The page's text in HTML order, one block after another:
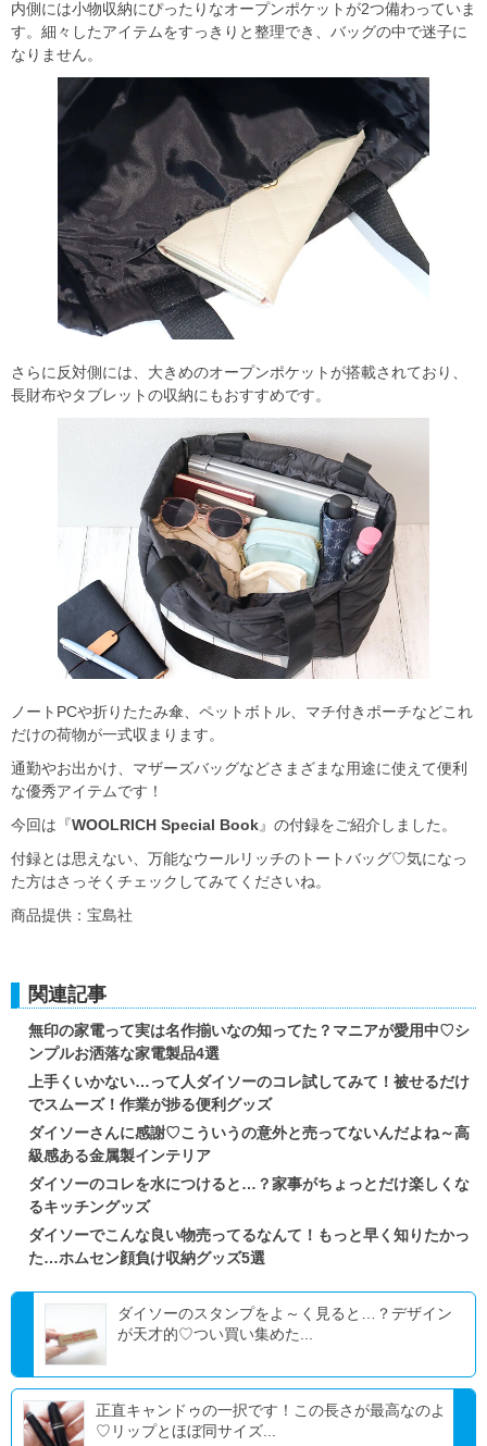
内側には小物収納にぴったりなオープンポケットが2つ備わっていま
す。細々したアイテムをすっきりと整理でき、バッグの中で迷子に
なりません。
さらに反対側には、大きめのオープンポケットが搭載されており、
長財布やタブレットの収納にもおすすめです。
ノートPCや折りたたみ傘、ペットボトル、マチ付きポーチなどこれ
だけの荷物が一式収まります。
通勤やお出かけ、マザーズバッグなどさまざまな用途に使えて便利
な優秀アイテムです！
今回は『WOOLRICH Special Book』の付録をご紹介しました。
付録とは思えない、万能なウールリッチのトートバッグ♡気になっ
た方はさっそくチェックしてみてくださいね。
商品提供：宝島社
関連記事
無印の家電って実は名作揃いなの知ってた？マニアが愛用中♡シ
ンプルお洒落な家電製品4選
上手くいかない…って人ダイソーのコレ試してみて！被せるだけ
でスムーズ！作業が捗る便利グッズ
ダイソーさんに感謝♡こういうの意外と売ってないんだよね～高
級感ある金属製インテリア
ダイソーのコレを水につけると…？家事がちょっとだけ楽しくな
るキッチングッズ
ダイソーでこんな良い物売ってるなんて！もっと早く知りたかっ
た…ホムセン顔負け収納グッズ5選
ダイソーのスタンプをよ～く見ると…？デザイン
が天才的♡つい買い集めた...
正直キャンドゥの一択です！この長さが最高なのよ
♡リップとほぼ同サイズ...